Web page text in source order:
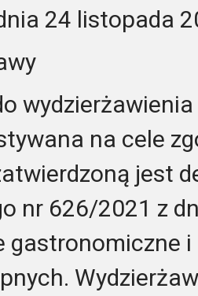
24 listopada
na cele
jest
nr 626/2021 z
gastronomiczne